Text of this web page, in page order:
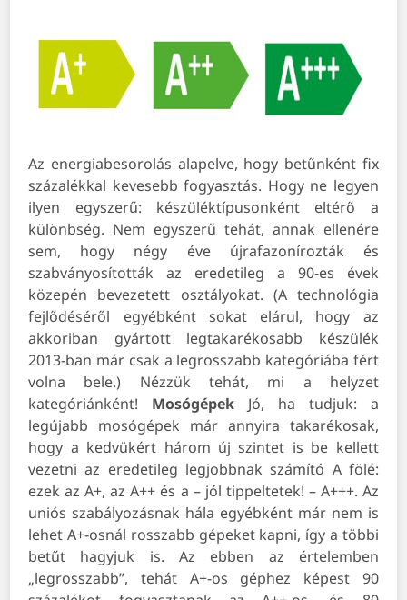
Az energiabesorolás alapelve, hogy betűnként fix
százalékkal kevesebb fogyasztás. Hogy ne legyen
ilyen egyszerű: készüléktípusonként eltérő a
különbség. Nem egyszerű tehát, annak ellenére
sem, hogy négy éve újrafazonírozták és
szabványosították az eredetileg a 90-es évek
közepén bevezetett osztályokat. (A technológia
fejlődéséről egyébként sokat elárul, hogy az
akkoriban gyártott legtakarékosabb készülék
2013-ban már csak a legrosszabb kategóriába fért
volna bele.) Nézzük tehát, mi a helyzet
kategóriánként! Mosógépek Jó, ha tudjuk: a
legújabb mosógépek már annyira takarékosak,
hogy a kedvükért három új szintet is be kellett
vezetni az eredetileg legjobbnak számító A fölé:
ezek az A+, az A++ és a – jól tippeltetek! – A+++. Az
uniós szabályozásnak hála egyébként már nem is
lehet A+-osnál rosszabb gépeket kapni, így a többi
betűt hagyjuk is. Az ebben az értelemben
„legrosszabb”, tehát A+-os géphez képest 90